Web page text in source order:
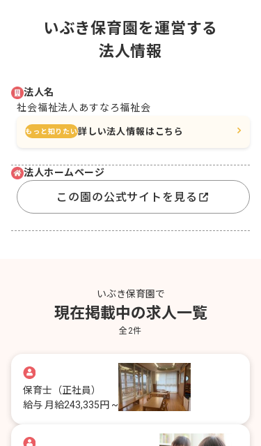
いぶき保育園を運営する
法人情報
法人名
社会福祉法人あすなろ福祉会
もっと知りたい詳しい法人情報はこちら
法人ホームページ
この園の公式サイトを見る
いぶき保育園で
現在掲載中の求人一覧
全2件
保育士 （正社員）
給与 月給243,335円 ~